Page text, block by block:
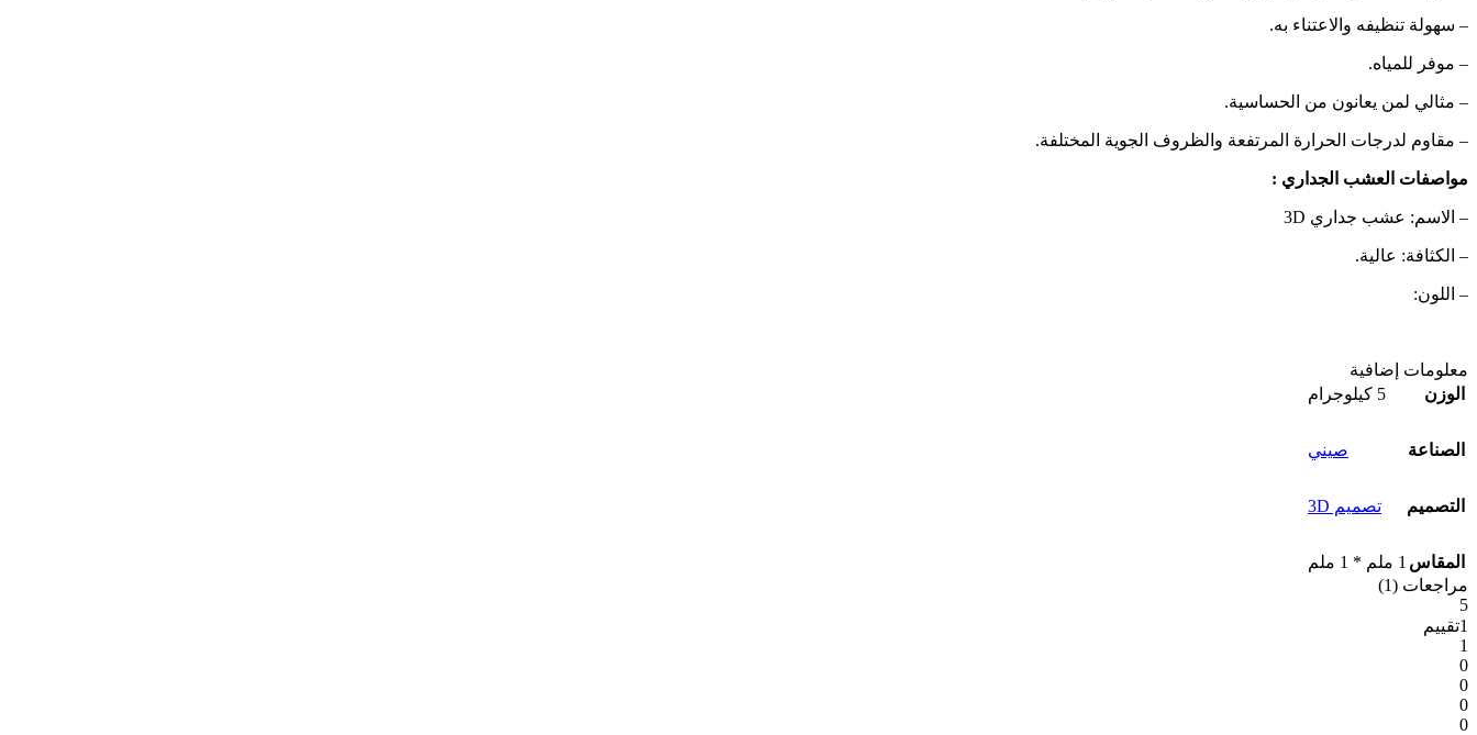
– سهولة تنظيفه والاعتناء به.
– موفر للمياه.
– مثالي لمن يعانون من الحساسية.
– مقاوم لدرجات الحرارة المرتفعة والظروف الجوية المختلفة.
مواصفات العشب الجداري :
– الاسم: عشب جداري 3D
– الكثافة: عالية.
– اللون:
معلومات إضافية
الوزن
5 كيلوجرام
الصناعة صيني
التصميم تصميم 3D
المقاس 1 ملم * 1 ملم
مراجعات (1)
5
1تقييم
1
0
0
0
0